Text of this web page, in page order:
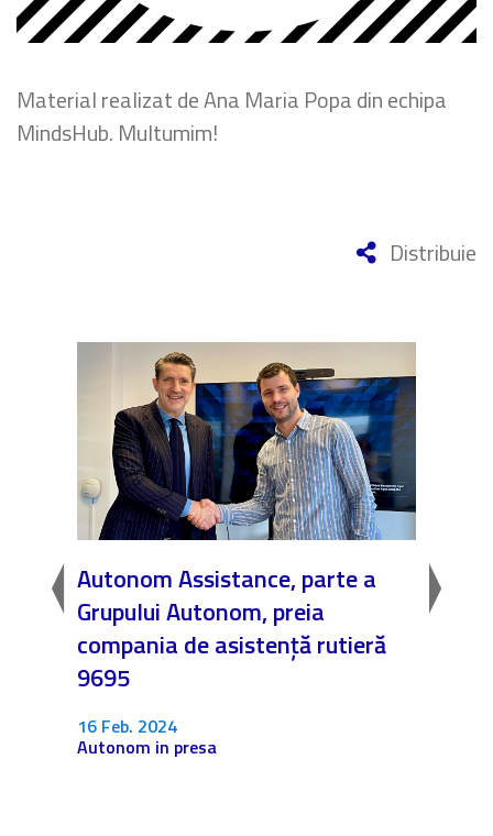
Material realizat de Ana Maria Popa din echipa
MindsHub. Multumim!
Distribuie
Autonom Assistance, parte a
Grupului Autonom, preia
compania de asistență rutieră
9695
16 Feb. 2024
Autonom in presa